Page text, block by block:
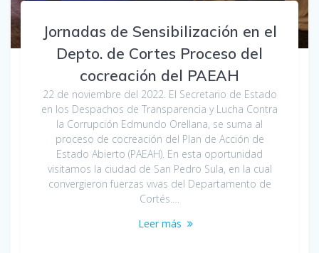
Jornadas de Sensibilización en el
Depto. de Cortes Proceso del
cocreación del PAEAH
22 de noviembre del 2022. El Secretario de Estado
en los Despachos de Transparencia y Lucha Contra
la Corrupción Edmundo Orellana, se suma al
proceso de cocreación del Plan de Acción de
Estado Abierto (PAEAH). En esta oportunidad
visitamos la ciudad de San Pedro Sula, en la cual
convergieron fuerzas vivas del Departamento de
Cortés.…
Leer más